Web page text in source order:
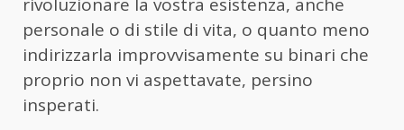
personale o di stile di vita, o quanto meno
indirizzarla improvvisamente su binari che
proprio non vi aspettavate, persino
insperati.